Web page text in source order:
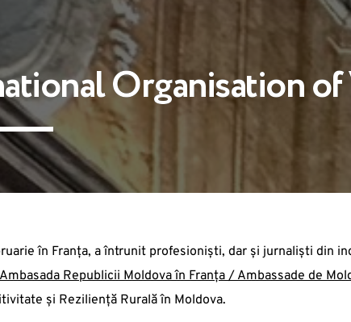
Organisation
în Franța, a întrunit profesioniști, dar și jurnaliști din
Ambasada Republicii Moldova în Franţa / Ambassade de
și Reziliență Rurală în Moldova.